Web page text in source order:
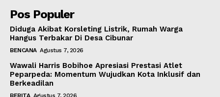
Pos Populer
Diduga Akibat Korsleting Listrik, Rumah Warga
Hangus Terbakar Di Desa Cibunar
BENCANA Agustus 7, 2026
Wawali Harris Bobihoe Apresiasi Prestasi Atlet
Peparpeda: Momentum Wujudkan Kota Inklusif dan
Berkeadilan